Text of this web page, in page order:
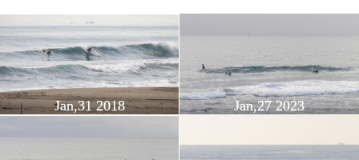
Jan,31 2018 Jan,27 2023